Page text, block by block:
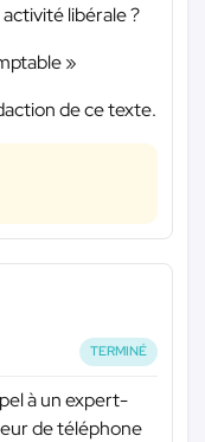
libérale ?
»
de ce texte.
TERMINÉ
à un expert-
de téléphone